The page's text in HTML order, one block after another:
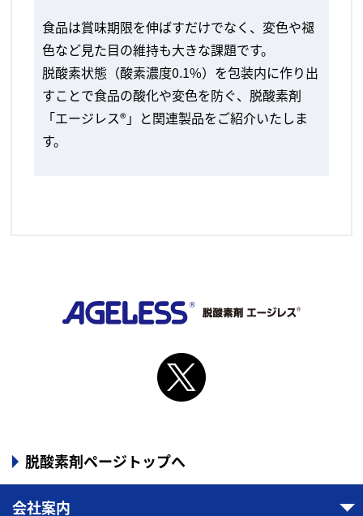
食品は賞味期限を伸ばすだけでなく、変色や褪
色など見た目の維持も大きな課題です。
脱酸素状態（酸素濃度0.1%）を包装内に作り出
すことで食品の酸化や変色を防ぐ、脱酸素剤
「エージレス®」と関連製品をご紹介いたしま
す。
脱酸素剤ページトップへ
会社案内